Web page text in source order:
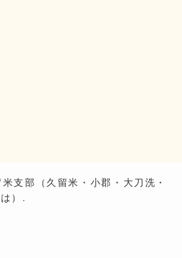
支部（久留米・小郡・大刀洗・
）.